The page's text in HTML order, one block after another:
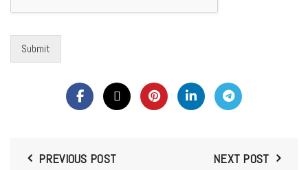
Submit
PREVIOUS POST NEXT POST